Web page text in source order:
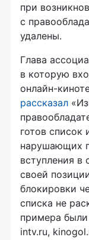
при
с
удалены.
Глава
в которую
онлайн-
рассказал
готов список
нарушающих
вступления в
своей
блокировки
списка не
примера
intv.ru,